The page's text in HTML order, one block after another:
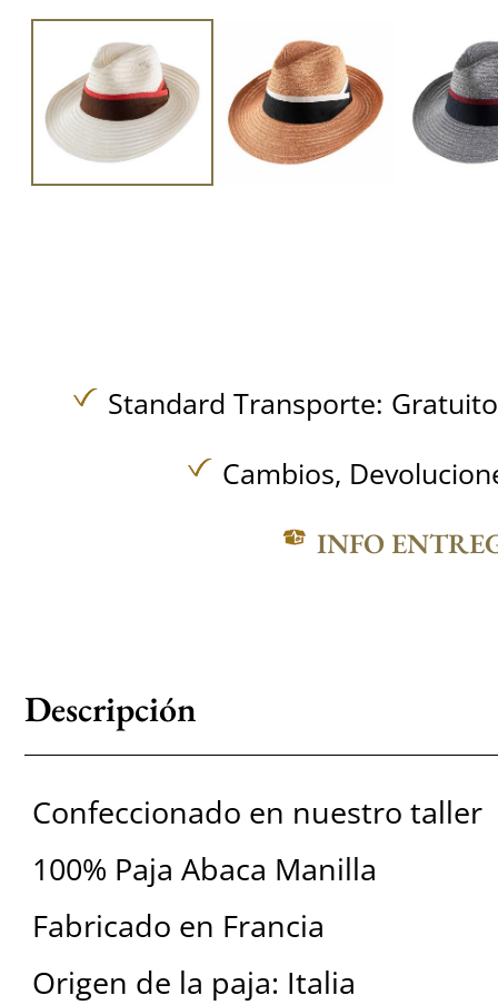
Standard Transporte:
Cambios,
INFO
Descripción
Confeccionado en nuestro taller
100% Paja Abaca Manilla
Fabricado en Francia
Origen de la paja: Italia